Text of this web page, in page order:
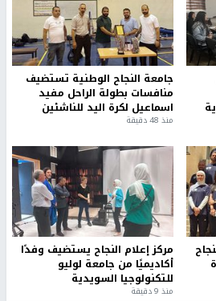
جامعة النجاح الوطنية تستضيف
منافسات بطولة الراحل مفيد
اسماعيل لكرة اليد للناشئين
منذ 48 دقيقة
مركز إعلام النجاح يستضيف وفدًا
أكاديميًا من جامعة لوليو
للتكنولوجيا السويدية
منذ 9 دقيقة